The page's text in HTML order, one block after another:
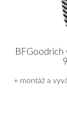
+ montáž a